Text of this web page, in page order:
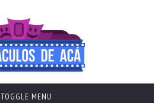
TOGGLE MENU